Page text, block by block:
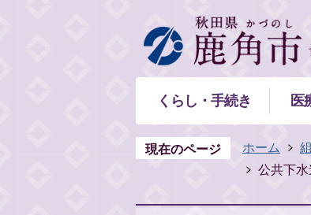
くらし・手続き 医
現在のページ ホーム
公共下